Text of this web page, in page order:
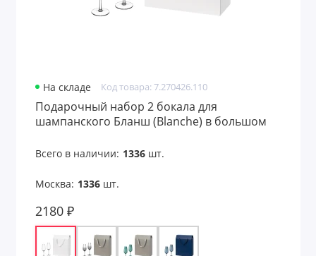
На складе Код товара: 7.270426.110
Подарочный набор 2 бокала для
шампанского Бланш (Blanche) в большом
Всего в наличии: 1336шт.
Москва: 1336шт.
2180 ₽